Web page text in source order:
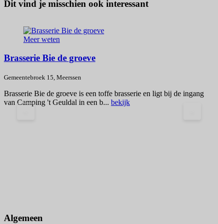
Dit vind je misschien ook interessant
Meer weten
Brasserie Bie de groeve
Gemeentebroek 15, Meerssen
Brasserie Bie de groeve is een toffe brasserie en ligt bij de ingang
van Camping 't Geuldal in een b... bekijk
Algemeen